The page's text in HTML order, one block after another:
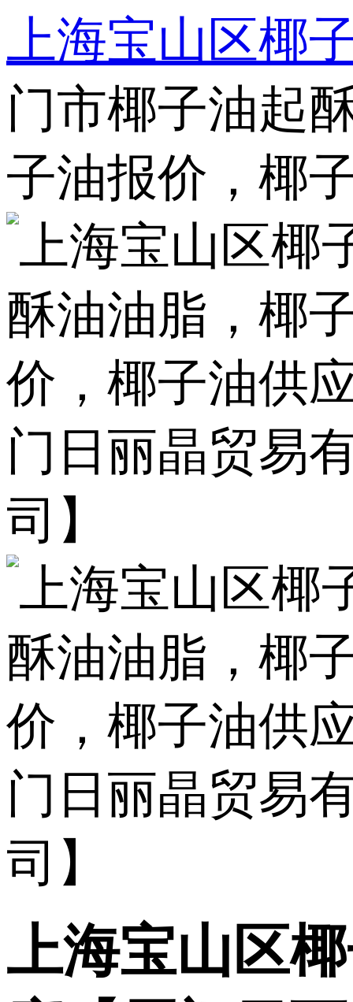
上海宝山区椰
门市椰子油起
子油报价，椰
上海宝山区